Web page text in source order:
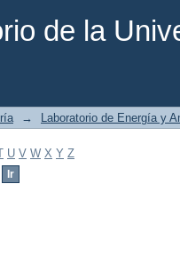
de la
→ Laboratorio de Energía y
U V W X Y Z